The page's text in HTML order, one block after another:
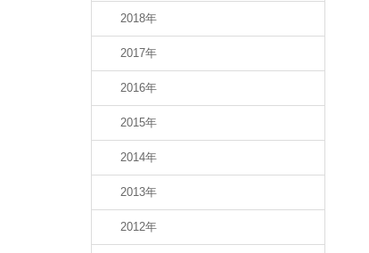
2018年
2017年
2016年
2015年
2014年
2013年
2012年